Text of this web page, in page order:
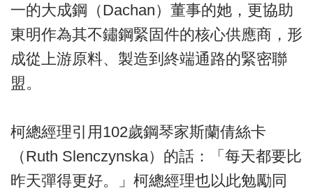
一的大成鋼（Dachan）董事的她，更協助
東明作為其不鏽鋼緊固件的核心供應商，形
成從上游原料、製造到終端通路的緊密聯
盟。
柯總經理引用102歲鋼琴家斯蘭倩絲卡
（Ruth Slenczynska）的話：「每天都要比
昨天彈得更好。」柯總經理也以此勉勵同